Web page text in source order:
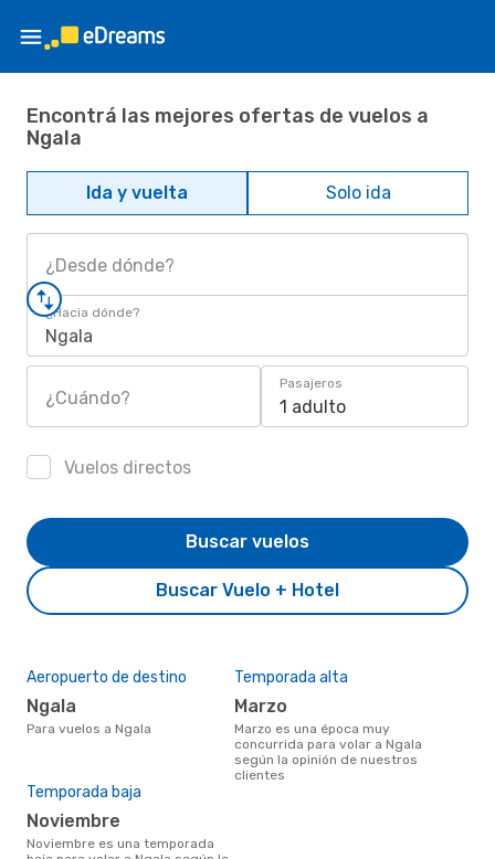
Encontrá las mejores ofertas de vuelos a
Ngala
Ida y vuelta Solo ida
¿Desde dónde?
¿Hacia dónde?
Ngala
¿Cuándo?
Pasajeros
1 adulto
Vuelos directos
Buscar Vuelo + Hotel
Buscar vuelos
Aeropuerto de destino
Ngala
Para vuelos a Ngala
Temporada alta
marzo
marzo es una época muy
concurrida para volar a Ngala
según la opinión de nuestros
clientes
Temporada baja
noviembre
noviembre es una temporada